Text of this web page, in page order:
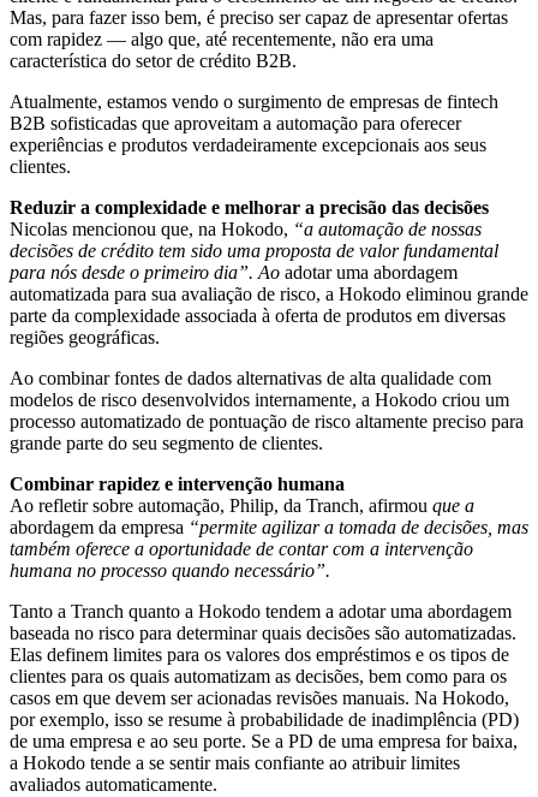
Mas, para fazer isso bem, é preciso ser capaz de apresentar ofertas
com rapidez — algo que, até recentemente, não era uma
característica do setor de crédito B2B.
Atualmente, estamos vendo o surgimento de empresas de fintech
B2B sofisticadas que aproveitam a automação para oferecer
experiências e produtos verdadeiramente excepcionais aos seus
clientes.
Reduzir a complexidade e melhorar a precisão das decisões
Nicolas mencionou que, na Hokodo, “a automação de nossas
decisões de crédito tem sido uma proposta de valor fundamental
para nós desde o primeiro dia”. Ao adotar uma abordagem
automatizada para sua avaliação de risco, a Hokodo eliminou grande
parte da complexidade associada à oferta de produtos em diversas
regiões geográficas.
Ao combinar fontes de dados alternativas de alta qualidade com
modelos de risco desenvolvidos internamente, a Hokodo criou um
processo automatizado de pontuação de risco altamente preciso para
grande parte do seu segmento de clientes.
Combinar rapidez e intervenção humana
Ao refletir sobre automação, Philip, da Tranch, afirmou que a
abordagem da empresa “permite agilizar a tomada de decisões, mas
também oferece a oportunidade de contar com a intervenção
humana no processo quando necessário”.
Tanto a Tranch quanto a Hokodo tendem a adotar uma abordagem
baseada no risco para determinar quais decisões são automatizadas.
Elas definem limites para os valores dos empréstimos e os tipos de
clientes para os quais automatizam as decisões, bem como para os
casos em que devem ser acionadas revisões manuais. Na Hokodo,
por exemplo, isso se resume à probabilidade de inadimplência (PD)
de uma empresa e ao seu porte. Se a PD de uma empresa for baixa,
a Hokodo tende a se sentir mais confiante ao atribuir limites
avaliados automaticamente.